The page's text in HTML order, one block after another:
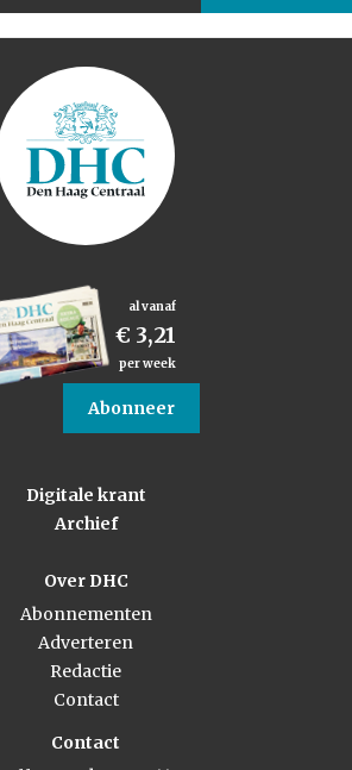
al vanaf
€ 3,21
per week
Abonneer
Digitale krant
Archief
Over DHC
Abonnementen
Adverteren
Redactie
Contact
Contact